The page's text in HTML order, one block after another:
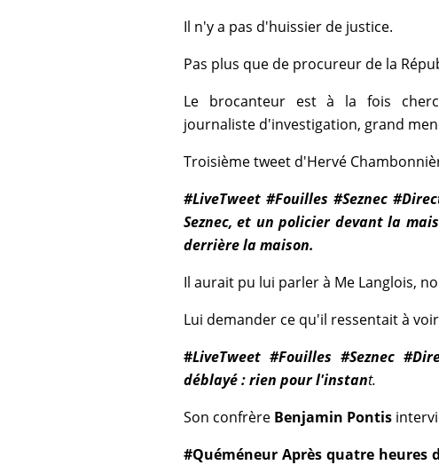
Il n'y a pas d'huissier de justice.
Pas plus que de procureur de la
Le brocanteur est à la fois
journaliste d'investigation, grand
Troisième tweet d'Hervé
#LiveTweet #Fouilles #Seznec
Seznec, et un policier devant la
derrière la maison.
Il aurait pu lui parler à Me Langlois,
Lui demander ce qu'il ressentait à
#LiveTweet #Fouilles #Seznec
déblayé : rien pour l'instant.
Son confrère Benjamin Pontis
#Quéméneur Après quatre heures